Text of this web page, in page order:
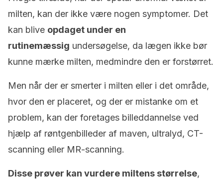
milten, kan der ikke være nogen symptomer. Det
kan blive opdaget under en
rutinemæssig undersøgelse, da lægen ikke bør
kunne mærke milten, medmindre den er forstørret.
Men når der er smerter i milten eller i det område,
hvor den er placeret, og der er mistanke om et
problem, kan der foretages billeddannelse ved
hjælp af røntgenbilleder af maven, ultralyd, CT-
scanning eller MR-scanning.
Disse prøver kan vurdere miltens størrelse,